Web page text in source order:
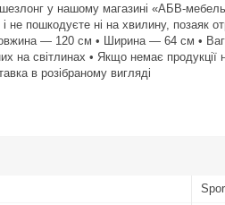
у нашому магазині «АБВ-
не пошкодуєте ні на хвилину, позаяк
— 120 см • Ширина — 64 см •
на світлинах • Якщо немає
в розібраному вигляді